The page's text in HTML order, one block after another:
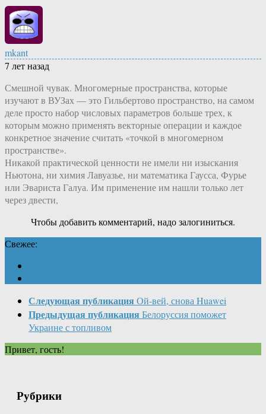
mkant
7 лет назад
Смешной чувак. Многомерные пространства, которые
изучают в ВУЗах — это Гильбертово пространство, на самом
деле просто набор числовых параметров больше трех, к
которым можно применять векторные операции и каждое
конкретное значение считать «точкой в многомерном
пространстве».
Никакой практической ценности не имели ни изыскания
Ньютона, ни химия Лавуазье, ни математика Гаусса, Фурье
или Эвариста Галуа. Им применение им нашли только лет
через двести,
Чтобы добавить комментарий, надо залогиниться.
Свежее:
Следующая публикация Ой-вей, снова Huawei
Предыдущая публикация Белоруссия поможет
Украине с топливом
Привет, гость!
Рубрики